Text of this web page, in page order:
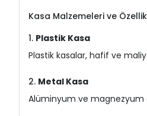
Kasa Malzemeleri ve
1. Plastik Kasa
Plastik kasalar, hafif ve
2. Metal Kasa
Alüminyum ve magnezyum